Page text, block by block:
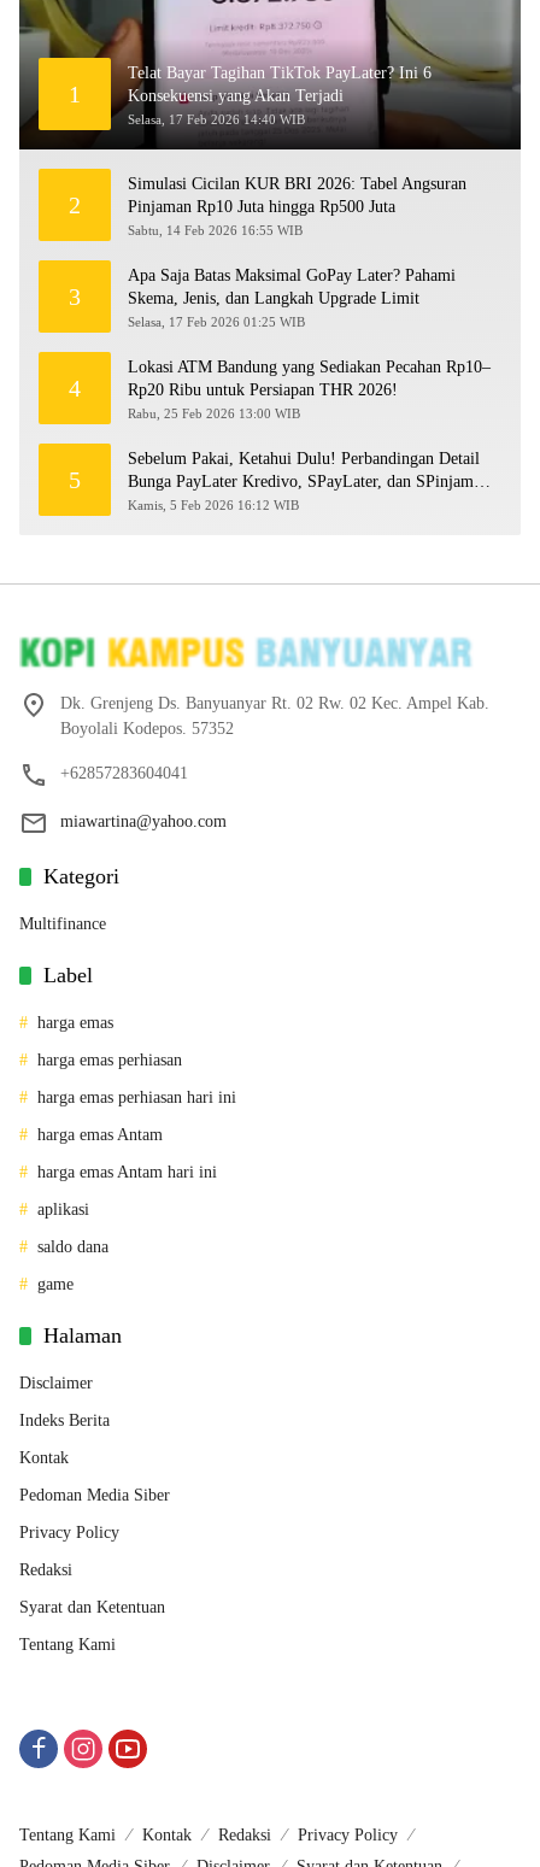
1
Telat Bayar Tagihan TikTok PayLater? Ini 6
Konsekuensi yang Akan Terjadi
Selasa, 17 Feb 2026 14:40 WIB
2
Simulasi Cicilan KUR BRI 2026: Tabel Angsuran
Pinjaman Rp10 Juta hingga Rp500 Juta
Sabtu, 14 Feb 2026 16:55 WIB
3
Apa Saja Batas Maksimal GoPay Later? Pahami
Skema, Jenis, dan Langkah Upgrade Limit
Selasa, 17 Feb 2026 01:25 WIB
4
Lokasi ATM Bandung yang Sediakan Pecahan Rp10–
Rp20 Ribu untuk Persiapan THR 2026!
Rabu, 25 Feb 2026 13:00 WIB
5
Sebelum Pakai, Ketahui Dulu! Perbandingan Detail
Bunga PayLater Kredivo, SPayLater, dan SPinjam
2026
Kamis, 5 Feb 2026 16:12 WIB
Dk. Grenjeng Ds. Banyuanyar Rt. 02 Rw. 02 Kec. Ampel Kab.
Boyolali Kodepos. 57352
+62857283604041
miawartina@yahoo.com
Kategori
Multifinance
Label
harga emas
harga emas perhiasan
harga emas perhiasan hari ini
harga emas Antam
harga emas Antam hari ini
aplikasi
saldo dana
game
Halaman
Disclaimer
Indeks Berita
Kontak
Pedoman Media Siber
Privacy Policy
Redaksi
Syarat dan Ketentuan
Tentang Kami
Tentang Kami Kontak Redaksi
Privacy Policy